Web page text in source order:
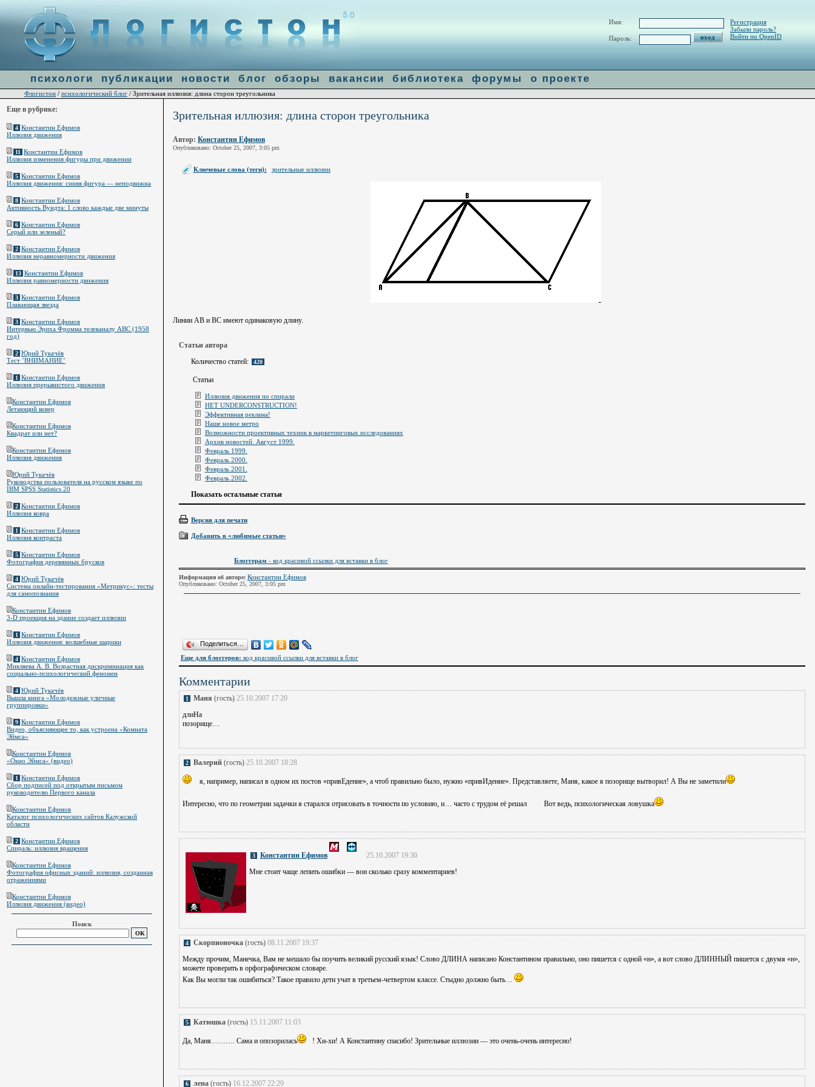
: file_get_contents(http://ulogin.ru/token.php?token=&host=flogiston.ru) [ ]: failed to open stream: Connection refused in
Зрительная иллюзия: длина сторон треугольника
Автор: Константин Ефимов
Опубликовано: October 25, 2007, 3:05 pm
Ключевые слова (теги): зрительные иллюзии
Линии AB и BC имеют одинаковую длину.
Статьи автора
Количество статей:
420
Статьи
Иллюзия движения по спирали
НЕТ UNDERCONSTRUCTION!
Эффективная реклама!
Наше новое метро
Возможности проективных техник в маркетинговых исследованиях
Архив новостей. Август 1999.
Февраль 1999.
Февраль 2000.
Февраль 2001.
Февраль 2002.
Показать остальные статьи
Версия для печати
Добавить в «любимые статьи»
Блоггерам - код красивой ссылки для вставки в блог
Информация об авторе: Константин Ефимов
Опубликовано: October 25, 2007, 3:05 pm
Поделиться…
Еще для блоггеров: код красивой ссылки для вставки в блог
Комментарии
1 Маня (гость) 25.10.2007 17:20
длиНа
позорище…
2 Валерий(гость) 25.10.2007 18:28
я, например, написал в одном их постов «привЕдение», а чтоб правильно было, нужно «привИдение». Представляете, Маня, какое я позорище вытворил! А Вы не заметили
Интересно, что по геометрии задачки я старался отрисовать в точности по условию, и… часто с трудом её решал Вот ведь, психологическая ловушка
3 Константин Ефимов
25.10.2007 19:30
Мне стоит чаще лепить ошибки — вон сколько сразу комментариев!
4 Скорпионочка(гость) 08.11.2007 19:37
Между прочим, Манечка, Вам не мешало бы поучить великий русский язык! Слово ДЛИНА написано Константином правильно, оно пишется с одной «н», а вот слово ДЛИННЫЙ пишется с двумя «н»,
можете проверить в орфографическом словаре.
Как Вы могли так ошибиться? Такое правило дети учат в третьем-четвертом классе. Стыдно должно быть…
5 Катюшка(гость) 15.11.2007 11:03
Да, Маня………. Сама и опозорилась ! Хи-хи! А Константину спасибо! Зрительные иллюзии — это очень-очень интересно!
6 лена(гость) 16.12.2007 22:29
Имя:
Пароль:
Регистрация
Забыли пароль?
Войти по OpenID
психологи публикации новости блог обзоры вакансии библиотека форумы о проекте
Флогистон / психологический блог / Зрительная иллюзия: длина сторон треугольника
Еще в рубрике:
4 Константин Ефимов
Иллюзия движения
11 Константин Ефимов
Иллюзия изменения фигуры при движении
5 Константин Ефимов
Иллюзия движения: синяя фигура — неподвижна
8 Константин Ефимов
Активность Вундта: 1 слово каждые две минуты
6 Константин Ефимов
Серый или зеленый?
2 Константин Ефимов
Иллюзия неравномерности движения
13 Константин Ефимов
Иллюзия равномерности движения
3 Константин Ефимов
Плавающая звезда
3 Константин Ефимов
Интервью Эриха Фромма телеканалу ABC (1958
год)
2 Юрий Тукачёв
Тест ’ВНИМАНИЕ’
1 Константин Ефимов
Иллюзия прерывистого движения
Константин Ефимов
Летающий ковер
Константин Ефимов
Квадрат или нет?
Константин Ефимов
Иллюзия движения
Юрий Тукачёв
Руководства пользователя на русском языке по
IBM SPSS Statistics 20
2 Константин Ефимов
Иллюзия ковра
1 Константин Ефимов
Иллюзия контраста
5 Константин Ефимов
Фотография деревянных брусков
4 Юрий Тукачёв
Система онлайн-тестирования «Метрикус»: тесты
для самопознания
Константин Ефимов
3-D проекция на здание создает иллюзии
1 Константин Ефимов
Иллюзия движения: волшебные шарики
4 Константин Ефимов
Микляева А. В. Возрастная дискриминация как
социально-психологический феномен
4 Юрий Тукачёв
Вышла книга «Молодежные уличные
группировки»
9 Константин Ефимов
Видео, объясняющее то, как устроена «Комната
Эймса»
Константин Ефимов
«Окно Эймса» (видео)
1 Константин Ефимов
Сбор подписей под открытым письмом
руководителю Первого канала
Константин Ефимов
Каталог психологических сайтов Калужской
области
2 Константин Ефимов
Спираль: иллюзия вращения
Константин Ефимов
Фотография офисных зданий: иллюзия, созданная
отражениями
Константин Ефимов
Иллюзия движения (видео)
Поиск